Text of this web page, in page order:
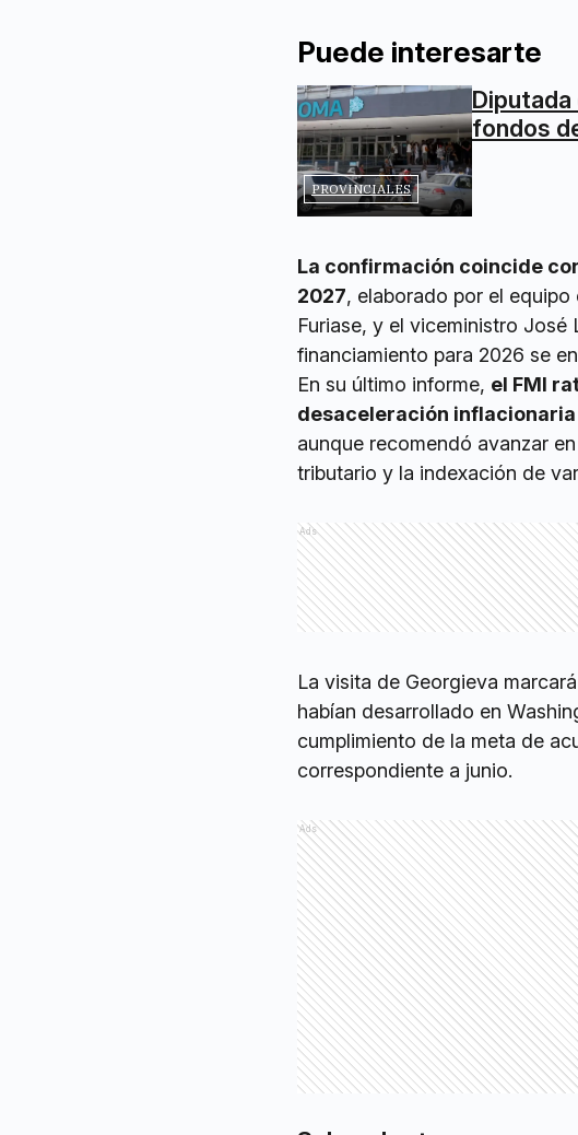
Puede interesarte
PROVINCIALES
fondos
La confirmación coincide
2027, elaborado por el
Furiase, y el viceministro José
financiamiento para 2026 se
En su último informe, el FMI
desaceleración
aunque recomendó avanzar
tributario y la indexación de
Ads
La visita de Georgieva
habían desarrollado en
cumplimiento de la meta de
correspondiente a junio.
Ads